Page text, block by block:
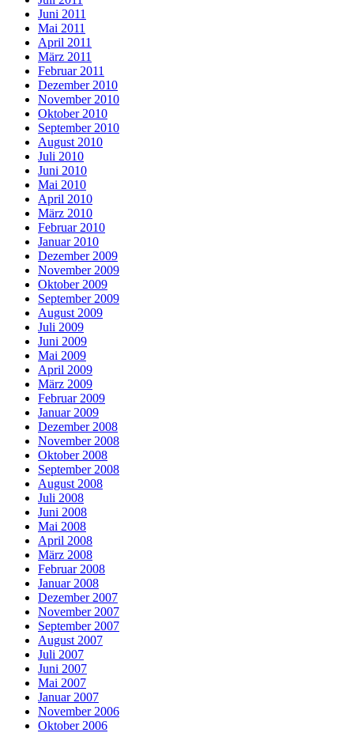
Juni 2011
Mai 2011
April 2011
März 2011
Februar 2011
Dezember 2010
November 2010
Oktober 2010
September 2010
August 2010
Juli 2010
Juni 2010
Mai 2010
April 2010
März 2010
Februar 2010
Januar 2010
Dezember 2009
November 2009
Oktober 2009
September 2009
August 2009
Juli 2009
Juni 2009
Mai 2009
April 2009
März 2009
Februar 2009
Januar 2009
Dezember 2008
November 2008
Oktober 2008
September 2008
August 2008
Juli 2008
Juni 2008
Mai 2008
April 2008
März 2008
Februar 2008
Januar 2008
Dezember 2007
November 2007
September 2007
August 2007
Juli 2007
Juni 2007
Mai 2007
Januar 2007
November 2006
Oktober 2006